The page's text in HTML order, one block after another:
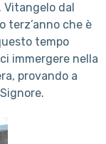
dal
terz’anno che è
tempo
immergere nella
provando a